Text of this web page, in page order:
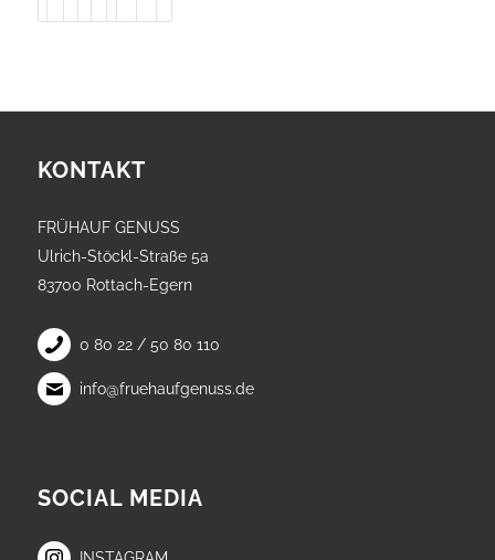
KONTAKT
FRÜHAUF GENUSS
Ulrich-Stöckl-Straße 5a
83700 Rottach-Egern
0 80 22 / 50 80 110
info@fruehaufgenuss.de
SOCIAL MEDIA